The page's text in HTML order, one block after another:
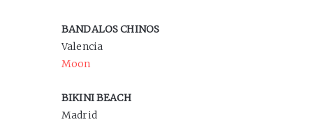
BANDALOS CHINOS
Valencia
Moon
BIKINI BEACH
Madrid